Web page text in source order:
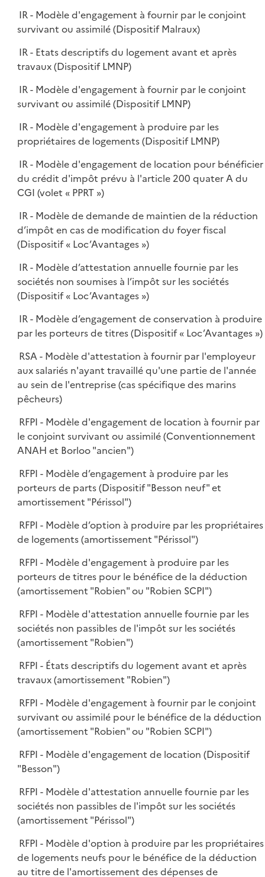
IR - Modèle d'engagement à fournir par le conjoint
survivant ou assimilé (Dispositif Malraux)
IR - Etats descriptifs du logement avant et après
travaux (Dispositif LMNP)
IR - Modèle d'engagement à fournir par le conjoint
survivant ou assimilé (Dispositif LMNP)
IR - Modèle d'engagement à produire par les
propriétaires de logements (Dispositif LMNP)
IR - Modèle d'engagement de location pour bénéficier
du crédit d'impôt prévu à l'article 200 quater A du
CGI (volet « PPRT »)
IR - Modèle de demande de maintien de la réduction
d’impôt en cas de modification du foyer fiscal
(Dispositif « Loc’Avantages »)
IR - Modèle d’attestation annuelle fournie par les
sociétés non soumises à l’impôt sur les sociétés
(Dispositif « Loc’Avantages »)
IR - Modèle d’engagement de conservation à produire
par les porteurs de titres (Dispositif « Loc’Avantages »)
RSA - Modèle d'attestation à fournir par l'employeur
aux salariés n'ayant travaillé qu'une partie de l'année
au sein de l'entreprise (cas spécifique des marins
pêcheurs)
RFPI - Modèle d'engagement de location à fournir par
le conjoint survivant ou assimilé (Conventionnement
ANAH et Borloo "ancien")
RFPI - Modèle d’engagement à produire par les
porteurs de parts (Dispositif "Besson neuf" et
amortissement "Périssol")
RFPI - Modèle d’option à produire par les propriétaires
de logements (amortissement "Périssol")
RFPI - Modèle d'engagement à produire par les
porteurs de titres pour le bénéfice de la déduction
(amortissement "Robien" ou "Robien SCPI")
RFPI - Modèle d'attestation annuelle fournie par les
sociétés non passibles de l'impôt sur les sociétés
(amortissement "Robien")
RFPI - États descriptifs du logement avant et après
travaux (amortissement "Robien")
RFPI - Modèle d'engagement à fournir par le conjoint
survivant ou assimilé pour le bénéfice de la déduction
(amortissement "Robien" ou "Robien SCPI")
RFPI - Modèle d'engagement de location (Dispositif
"Besson")
RFPI - Modèle d'attestation annuelle fournie par les
sociétés non passibles de l'impôt sur les sociétés
(amortissement "Périssol")
RFPI - Modèle d'option à produire par les propriétaires
de logements neufs pour le bénéfice de la déduction
au titre de l'amortissement des dépenses de